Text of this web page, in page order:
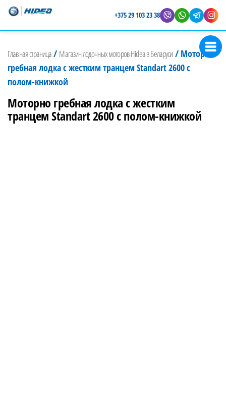
Магазин
лодочных
моторов
Hidea
Представитель
Беларуси
+375 29 103 23 38
Главная страница/ Магазин лодочных моторов Hidea в Беларуси / Моторно
гребная лодка с жестким транцем Standart 2600 с
полом-книжкой
Моторно гребная лодка с жестким
транцем Standart 2600 с полом-книжкой